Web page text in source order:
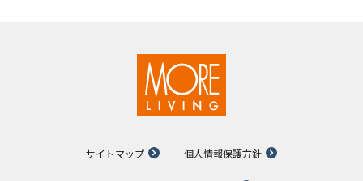
サイトマップ 個人情報保護方針